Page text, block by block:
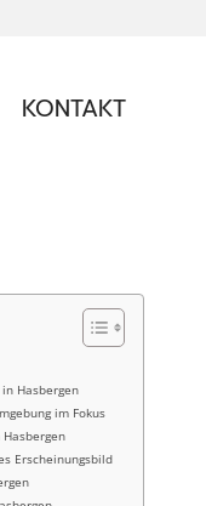
KONTAKT
Hasbergen
im Fokus
Erscheinungsbild